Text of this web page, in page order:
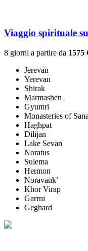
Viaggio spirituale
8 giorni a partire da 1575
Jerevan
Yerevan
Shirak
Marmashen
Gyumri
Monasteries of
Haghpat
Dilijan
Lake Sevan
Noratus
Sulema
Hermon
Noravank’
Khor Virap
Garrni
Geghard